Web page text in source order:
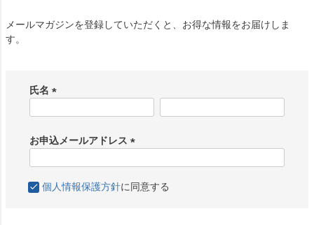
メールマガジンを登録していただくと、お得な情報をお届けしま
す。
氏名
須
)
お申込メールアドレス
須
個人情報保護方針に同意する